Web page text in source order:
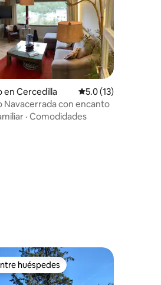
de 5, 42 reseñas
Cercedilla Calificación
5.0 (13)
con encanto
· Comodidades
huéspedes preferido
huéspedes